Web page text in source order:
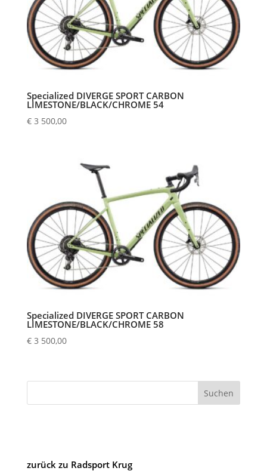
Specialized DIVERGE SPORT CARBON
LIMESTONE/BLACK/CHROME 54
€3 500,00
Specialized DIVERGE SPORT CARBON
LIMESTONE/BLACK/CHROME 58
€3 500,00
Suchen
zurück zu Radsport Krug